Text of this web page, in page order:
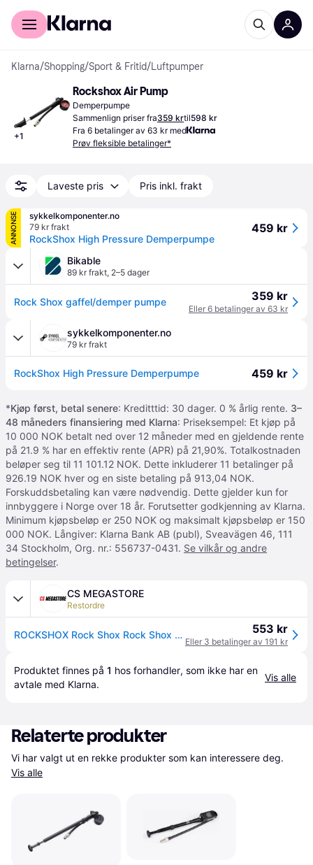
For kunder
Klarna/Shopping/Sport & Fritid/Luftpumper
+1
Rockshox Air Pump
Demperpumpe
Sammenlign priser fra359 krtil598 kr
Fra 6 betalinger av 63 kr med
Prøv fleksible betalinger*
Laveste pris Pris inkl. frakt
ANNONSE
sykkelkomponenter.no
79 kr frakt
RockShox High Pressure Demperpumpe
459 kr
Bikable
89 kr frakt, 2–5 dager
Rock Shox gaffel/demper pumpe 359 kr
Eller 6 betalinger av 63 kr
sykkelkomponenter.no
79 kr frakt
RockShox High Pressure Demperpumpe 459 kr
*Kjøp først, betal senere: Kreditttid: 30 dager. 0 % årlig rente. 3–
48 måneders finansiering med Klarna: Priseksempel: Et kjøp på
10 000 NOK betalt ned over 12 måneder med en gjeldende rente
på 21.9 % har en effektiv rente (APR) på 21,90%. Totalkostnaden
beløper seg til 11 101.12 NOK. Dette inkluderer 11 betalinger på
926.19 NOK hver og en siste betaling på 913,04 NOK.
Forskuddsbetaling kan være nødvendig. Dette gjelder kun for
innbyggere i Norge over 18 år. Forutsetter godkjenning av Klarna.
Minimum kjøpsbeløp er 250 NOK og maksimalt kjøpsbeløp er 150
000 NOK. Långiver: Klarna Bank AB (publ), Sveavägen 46, 111
34 Stockholm, Org. nr.: 556737-0431. Se vilkår og andre
betingelser.
CS MEGASTORE
Restordre
ROCKSHOX Rock Shox Rock Shox 300 PSI sjokkpumpe 553 kr
Eller 3 betalinger av 191 kr
Produktet finnes på 1 hos forhandler, som ikke har en
avtale med Klarna.
Vis alle
Relaterte produkter
Vis alle